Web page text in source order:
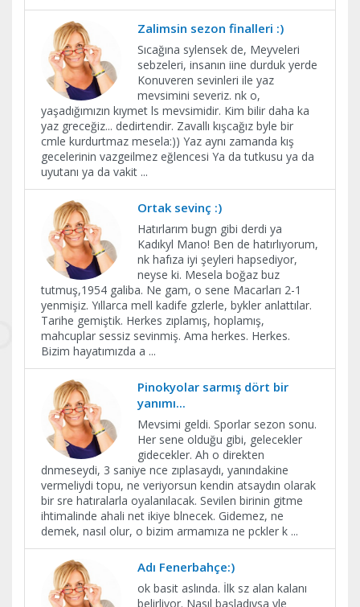
Zalimsin sezon finalleri :)
Sıcağına sylensek de, Meyveleri
sebzeleri, insanın iine durduk yerde
Konuveren sevinleri ile yaz
mevsimini severiz. nk o,
yaşadığımızın kıymet ls mevsimidir. Kim bilir daha ka
yaz greceğiz... dedirtendir. Zavallı kışcağız byle bir
cmle kurdurtmaz mesela:)) Yaz aynı zamanda kış
gecelerinin vazgeilmez eğlencesi Ya da tutkusu ya da
uyutanı ya da vakit ...
Ortak sevinç :)
Hatırlarım bugn gibi derdi ya
Kadıkyl Mano! Ben de hatırlıyorum,
nk hafıza iyi şeyleri hapsediyor,
neyse ki. Mesela boğaz buz
tutmuş,1954 galiba. Ne gam, o sene Macarları 2-1
yenmişiz. Yıllarca mell kadife gzlerle, bykler anlattılar.
Tarihe gemiştik. Herkes zıplamış, hoplamış,
mahcuplar sessiz sevinmiş. Ama herkes. Herkes.
Bizim hayatımızda a ...
Pinokyolar sarmış dört bir
yanımı...
Mevsimi geldi. Sporlar sezon sonu.
Her sene olduğu gibi, gelecekler
gidecekler. Ah o direkten
dnmeseydi, 3 saniye nce zıplasaydı, yanındakine
vermeliydi topu, ne veriyorsun kendin atsaydın olarak
bir sre hatıralarla oyalanılacak. Sevilen birinin gitme
ihtimalinde ahali net ikiye blnecek. Gidemez, ne
demek, nasıl olur, o bizim armamıza ne pckler k ...
Adı Fenerbahçe:)
ok basit aslında. İlk sz alan kalanı
belirliyor. Nasıl başladıysa yle